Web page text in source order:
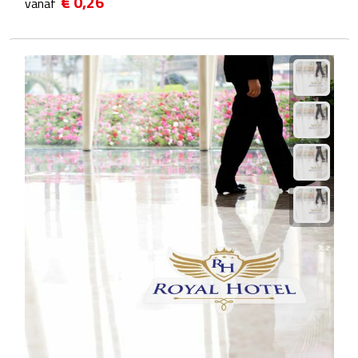
Fietssloten
Fietsverlichting
Fiets reparatiesets
Zadelhoezen